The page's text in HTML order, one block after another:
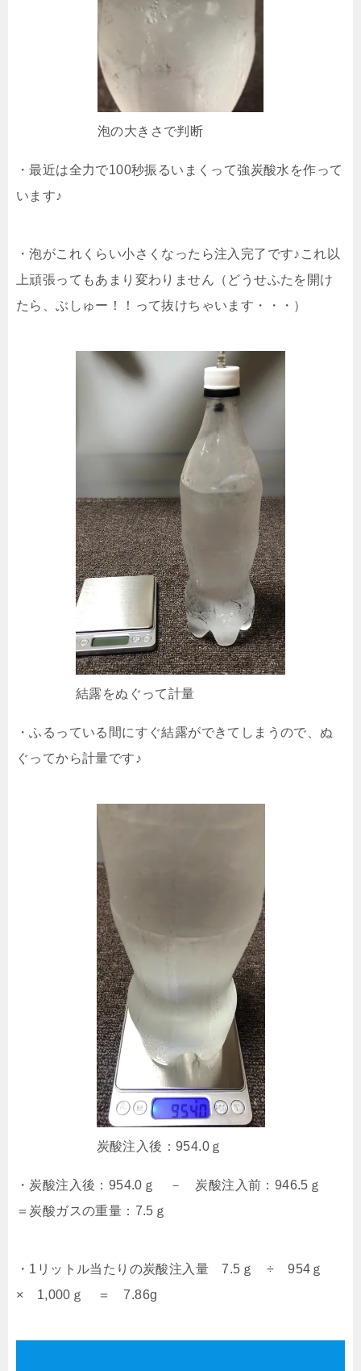
泡の大きさで判断
・最近は全力で100秒振るいまくって強炭酸水を作って
います♪
・泡がこれくらい小さくなったら注入完了です♪これ以
上頑張ってもあまり変わりません（どうせふたを開け
たら、ぶしゅー！！って抜けちゃいます・・・）
結露をぬぐって計量
・ふるっている間にすぐ結露ができてしまうので、ぬ
ぐってから計量です♪
炭酸注入後：954.0ｇ
・炭酸注入後：954.0ｇ － 炭酸注入前：946.5ｇ
＝炭酸ガスの重量：7.5ｇ
・1リットル当たりの炭酸注入量 7.5ｇ ÷ 954ｇ
× 1,000ｇ ＝ 7.86g